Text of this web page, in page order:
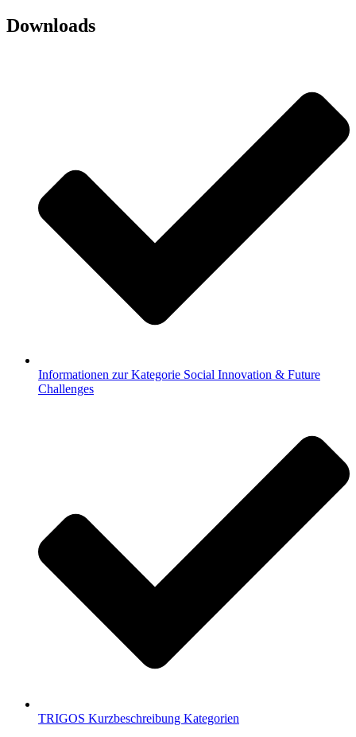
Downloads
Informationen zur Kategorie Social Innovation & Future
Challenges
TRIGOS Kurzbeschreibung Kategorien